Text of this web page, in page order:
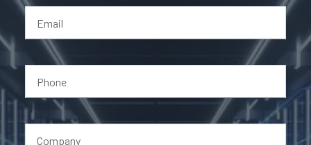
Email
Phone
Company